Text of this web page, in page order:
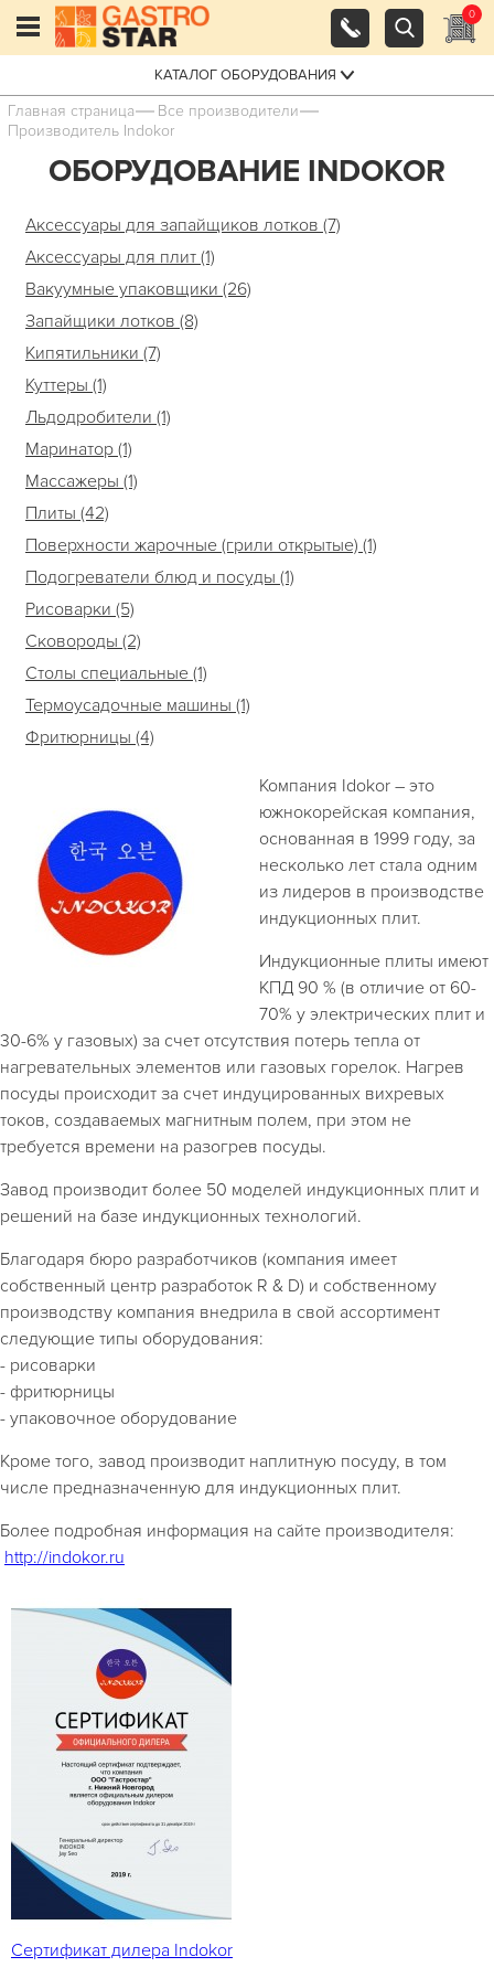
0
КАТАЛОГ ОБОРУДОВАНИЯ
Главная страница
Все производители
Производитель Indokor
ОБОРУДОВАНИЕ INDOKOR
Аксессуары для запайщиков лотков (7)
Аксессуары для плит (1)
Вакуумные упаковщики (26)
Запайщики лотков (8)
Кипятильники (7)
Куттеры (1)
Льдодробители (1)
Маринатор (1)
Массажеры (1)
Плиты (42)
Поверхности жарочные (грили открытые) (1)
Подогреватели блюд и посуды (1)
Рисоварки (5)
Сковороды (2)
Столы специальные (1)
Термоусадочные машины (1)
Фритюрницы (4)
Компания Idokor – это
южнокорейская компания,
основанная в 1999 году, за
несколько лет стала одним
из лидеров в производстве
индукционных плит.
Индукционные плиты имеют
КПД 90 % (в отличие от 60-
70% у электрических плит и
30-6% у газовых) за счет отсутствия потерь тепла от
нагревательных элементов или газовых горелок. Нагрев
посуды происходит за счет индуцированных вихревых
токов, создаваемых магнитным полем, при этом не
требуется времени на разогрев посуды.
Завод производит более 50 моделей индукционных плит и
решений на базе индукционных технологий.
Благодаря бюро разработчиков (компания имеет
собственный центр разработок R & D) и собственному
производству компания внедрила в свой ассортимент
следующие типы оборудования:
- рисоварки
- фритюрницы
- упаковочное оборудование
Кроме того, завод производит наплитную посуду, в том
числе предназначенную для индукционных плит.
Более подробная информация на сайте производителя:
http://indokor.ru
Сертификат дилера Indokor